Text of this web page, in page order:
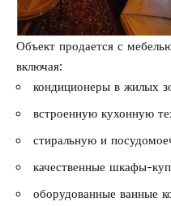
Объект продается с
включая:
кондиционеры в жилых
встроенную кухонную
стиральную и
качественные шкафы-
оборудованные ванные